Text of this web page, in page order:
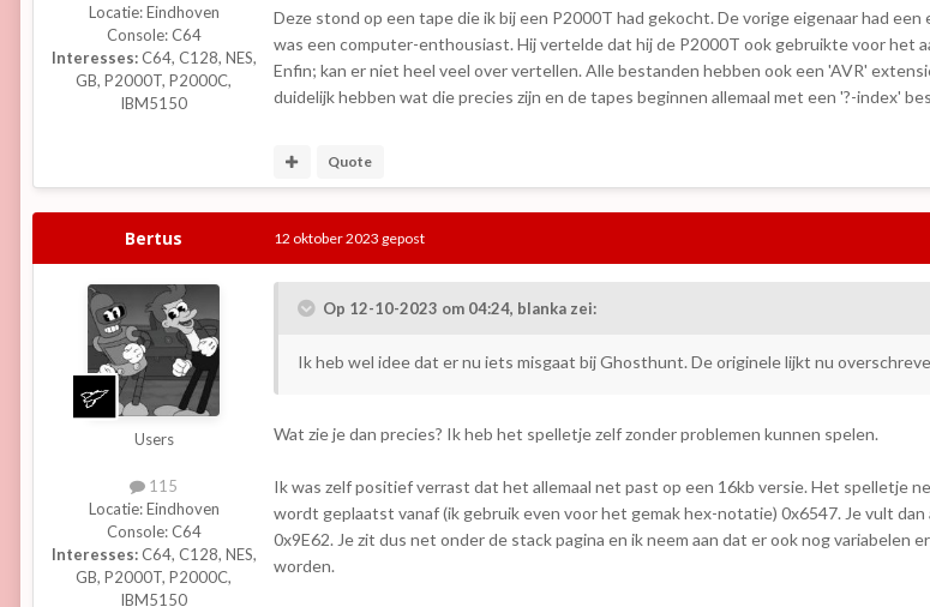
Locatie:Eindhoven
Console:C64
Interesses:C64, C128, NES,
GB, P2000T, P2000C,
IBM5150
Deze stond op een tape die ik bij een P2000T had gekocht. De vorige eigenaar had een
was een computer-enthousiast. Hij vertelde dat hij de P2000T ook gebruikte voor het
Enfin; kan er niet heel veel over vertellen. Alle bestanden hebben ook een 'AVR'
duidelijk hebben wat die precies zijn en de tapes beginnen allemaal met een '?-index'
Quote
Bertus
Users
115
Locatie:Eindhoven
Console:C64
Interesses:C64, C128, NES,
GB, P2000T, P2000C,
IBM5150
12 oktober 2023 gepost
Op 12-10-2023 om 04:24, blanka zei:
Ik heb wel idee dat er nu iets misgaat bij Ghosthunt. De originele lijkt nu
Wat zie je dan precies? Ik heb het spelletje zelf zonder problemen kunnen spelen.
Ik was zelf positief verrast dat het allemaal net past op een 16kb versie. Het spelletje
wordt geplaatst vanaf (ik gebruik even voor het gemak hex-notatie) 0x6547. Je vult dan
0x9E62. Je zit dus net onder de stack pagina en ik neem aan dat er ook nog variabelen
worden.